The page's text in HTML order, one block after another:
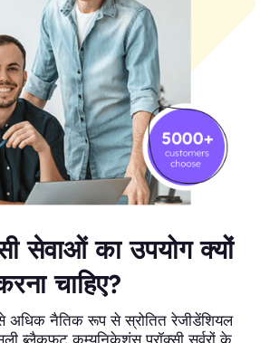
सेवाओं का उपयोग क्यों
चाहिए?
अधिक नैतिक रूप से स्रोतित रेजीडेंशियल